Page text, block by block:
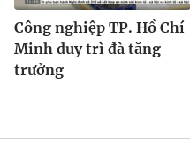
Công nghiệp TP. Hồ Chí
Minh duy trì đà tăng
trưởng